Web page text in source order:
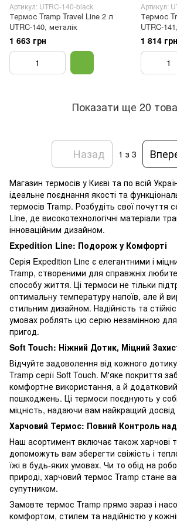
Артикул: UTRC-140-black
Термос Tramp Travel Line 2 л
UTRC-140, металік
1 663 грн
Артикул:
Термос
UTRC-
1 814 грн
Показати ще 20
Назад 1 з 3
Магазин термосів у Києві та по всій
ідеальне поєднання якості та
термосів Tramp. Розбудіть свої почуття
Line, де високотехнологічні матеріали
інноваційним дизайном.
Expedition Line: Подорож у Комфорті
Серія Expedition Line є елегантними і
Tramp, створеними для справжніх
способу життя. Ці термоси не тільки
оптимальну температуру напоїв, але й
стильним дизайном. Надійність та
умовах роблять цю серію незамінною
пригод.
Soft Touch: Ніжний Дотик, Міцний
Відчуйте задоволення від кожного
Tramp серії Soft Touch. М'яке покриття
комфортне використання, а й додатковий
пошкоджень. Ці термоси поєднують у
міцність, надаючи вам найкращий
Харчовий Термос: Повний Контроль
Наш асортимент включає також харчові
допоможуть вам зберегти свіжість і
їжі в будь-яких умовах. Чи то обід на
природі, харчовий термос Tramp стане
супутником.
Замовте термос Tramp прямо зараз і
комфортом, стилем та надійністю у